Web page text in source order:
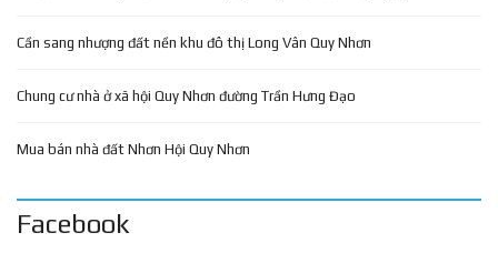
Cần sang nhượng đất nền khu đô thị Long Vân Quy Nhơn
Chung cư nhà ở xã hội Quy Nhơn đường Trần Hưng Đạo
Mua bán nhà đất Nhơn Hội Quy Nhơn
Facebook